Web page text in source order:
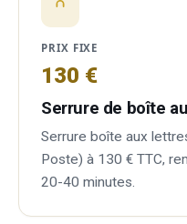
PRIX FIXE
130 €
Serrure de boîte
Serrure boîte aux
Poste) à 130 € TTC,
20-40 minutes.